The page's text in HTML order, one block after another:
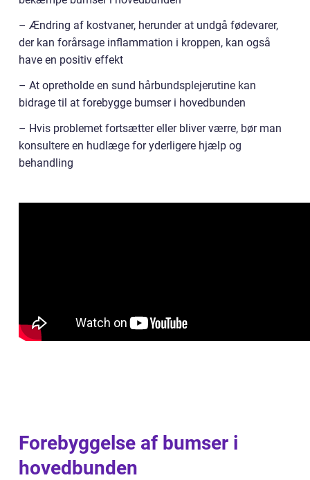
– Ændring af kostvaner, herunder at undgå fødevarer,
der kan forårsage inflammation i kroppen, kan også
have en positiv effekt
– At opretholde en sund hårbundsplejerutine kan
bidrage til at forebygge bumser i hovedbunden
– Hvis problemet fortsætter eller bliver værre, bør man
konsultere en hudlæge for yderligere hjælp og
behandling
Forebyggelse af bumser i
hovedbunden